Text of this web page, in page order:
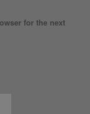
for the next